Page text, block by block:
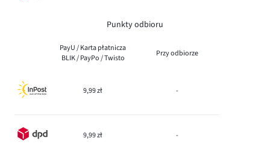
Punkty odbioru
PayU / Karta płatnicza
BLIK / PayPo / Twisto
Przy odbiorze
9,99 zł -
9,99 zł -